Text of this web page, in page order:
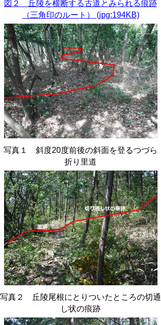
図２ 丘陵を横断する古道とみられる痕跡
（三角印のルート） (jpg:194KB)
写真１ 斜度20度前後の斜面を登るつづら
折り里道
写真２ 丘陵尾根にとりついたところの切通
し状の痕跡